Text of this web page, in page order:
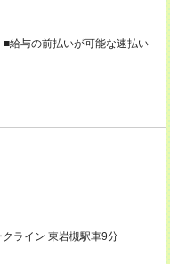
与の前払いが可能な速払い
ライン 東岩槻駅車9分